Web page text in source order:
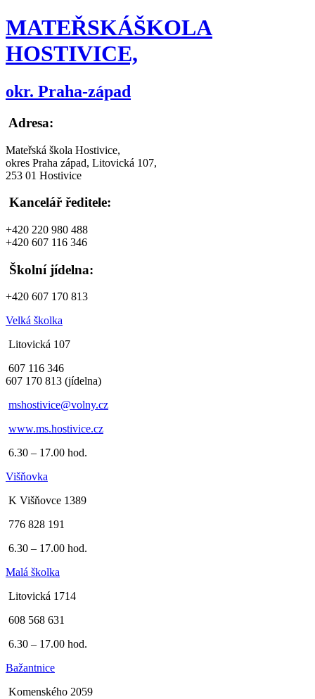
MATEŘSKÁŠKOLA
HOSTIVICE,
okr. Praha-západ
Adresa:
Mateřská škola Hostivice,
okres Praha západ, Litovická 107,
253 01 Hostivice
Kancelář ředitele:
+420 220 980 488
+420 607 116 346
Školní jídelna:
+420 607 170 813
Velká školka
Litovická 107
607 116 346
607 170 813 (jídelna)
mshostivice@volny.cz
www.ms.hostivice.cz
6.30 – 17.00 hod.
Višňovka
K Višňovce 1389
776 828 191
6.30 – 17.00 hod.
Malá školka
Litovická 1714
608 568 631
6.30 – 17.00 hod.
Bažantnice
Komenského 2059